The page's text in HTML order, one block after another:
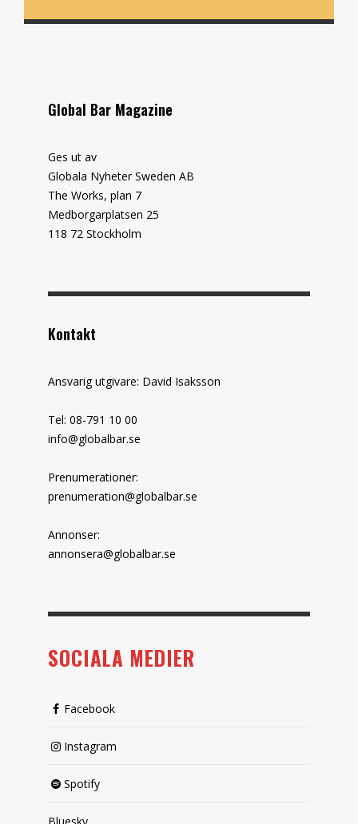
Global Bar Magazine
Ges ut av
Globala Nyheter Sweden AB
The Works, plan 7
Medborgarplatsen 25
118 72 Stockholm
Kontakt
Ansvarig utgivare: David Isaksson
Tel: 08-791 10 00
info@globalbar.se
Prenumerationer:
prenumeration@globalbar.se
Annonser:
annonsera@globalbar.se
SOCIALA MEDIER
Facebook
Instagram
Spotify